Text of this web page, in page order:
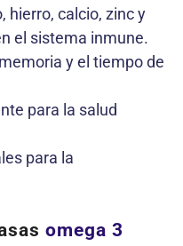
hierro, calcio, zinc y
el sistema inmune.
y el tiempo de
para la salud
para la
omega 3